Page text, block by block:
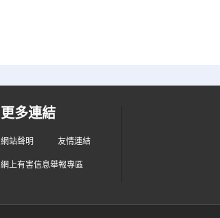
更多連結
網站聲明 友情連結
網上有害信息舉報專區